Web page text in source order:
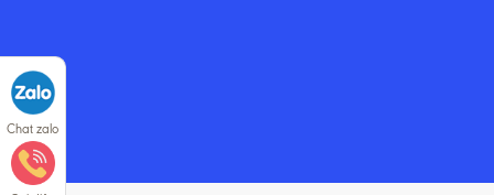
Chat zalo